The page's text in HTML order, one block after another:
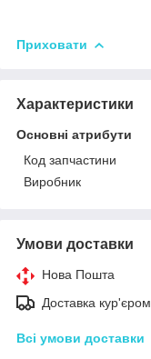
Приховати
Характеристики
Основні атрибути
Код запчастини
Виробник
Умови доставки
Нова Пошта
Доставка кур'єром
Всі умови доставки